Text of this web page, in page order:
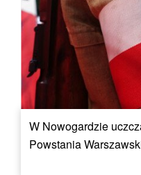
W Nowogardzie
Powstania